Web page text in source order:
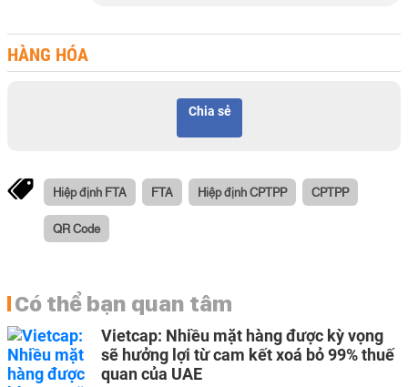
HÀNG HÓA
Chia sẻ
Hiệp định FTA FTA Hiệp định CPTPP CPTPP
QR Code
Có thể bạn quan tâm
Vietcap: Nhiều mặt hàng được kỳ vọng
sẽ hưởng lợi từ cam kết xoá bỏ 99% thuế
quan của UAE